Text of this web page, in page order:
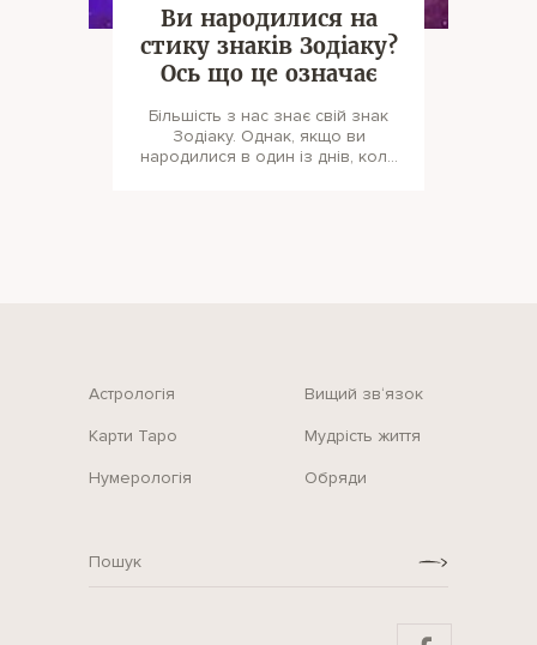
Ви народилися на
стику знаків Зодіаку?
Ось що це означає
Більшість з нас знає свій знак
Зодіаку. Однак, якщо ви
народилися в один із днів, коли
Астрологія Вищий зв‘язок
Карти Таро Мудрість життя
Нумерологія Обряди